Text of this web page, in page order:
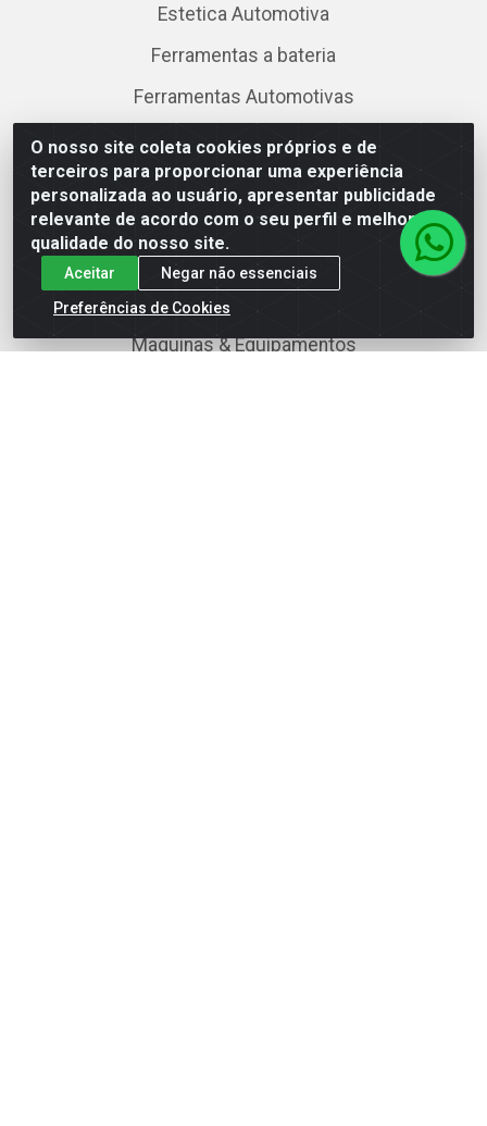
O nosso site coleta cookies próprios e de
terceiros para proporcionar uma experiência
personalizada ao usuário, apresentar publicidade
relevante de acordo com o seu perfil e melhorar a
qualidade do nosso site.
Aceitar
Negar não essenciais
Preferências de Cookies
Estetica Automotiva
Ferramentas a bateria
Ferramentas Automotivas
Ferramentas Elétricas
Ferramentas Pneumáticas
Fixação & Acessórios
Instalações Hidráulicas
Jardim & Agricultura
Maquinas & Equipamentos